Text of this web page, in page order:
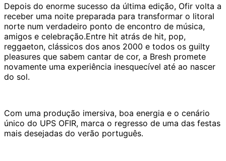
Depois do enorme sucesso da última edição, Ofir volta a
receber uma noite preparada para transformar o litoral
norte num verdadeiro ponto de encontro de música,
amigos e celebração.Entre hit atrás de hit, pop,
reggaeton, clássicos dos anos 2000 e todos os guilty
pleasures que sabem cantar de cor, a Bresh promete
novamente uma experiência inesquecível até ao nascer
do sol.
Com uma produção imersiva, boa energia e o cenário
único do UPS OFIR, marca o regresso de uma das festas
mais desejadas do verão português.